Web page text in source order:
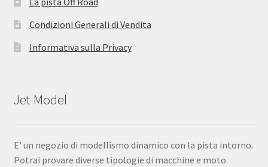
Condizioni Generali di Vendita
Informativa sulla Privacy
Jet Model
E’ un negozio di modellismo dinamico con la pista intorno.
Potrai provare diverse tipologie di macchine e moto